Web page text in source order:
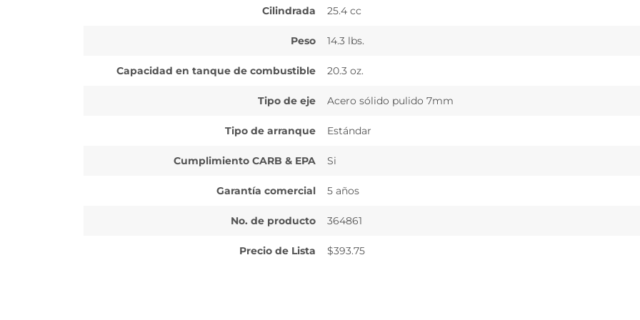
Cilindrada 25.4 cc
Peso 14.3 lbs.
Capacidad en tanque de combustible 20.3 oz.
Tipo de eje Acero sólido pulido 7mm
Tipo de arranque Estándar
Cumplimiento CARB & EPA Si
Garantía comercial 5 años
No. de producto 364861
Precio de Lista $393.75